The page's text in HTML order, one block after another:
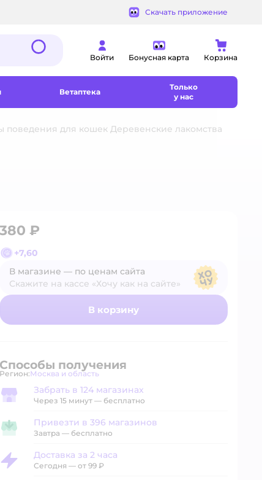
Скачать приложение
Войти Бонусная карта Корзина
Ветаптека
Только
у нас
поведения для кошек Деревенские лакомства
380 ₽
+7,60
В магазине — по ценам сайта
Скажите на кассе «Хочу как на сайте»
В магазине — по ценам сайта
В корзину
Способы получения
Регион: Выбор адреса доставки.
Москва и область
Забрать в магазине
Забрать в 124 магазинах
Через 15 минут — бесплатно
Привезти в магазин
Привезти в 396 магазинов
Завтра — бесплатно
Доставка за 2 часа
Доставка за 2 часа
Сегодня — от 99 ₽